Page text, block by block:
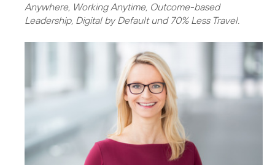
Anywhere, Working Anytime, Outcome-based
Leadership, Digital by Default und 70% Less Travel.